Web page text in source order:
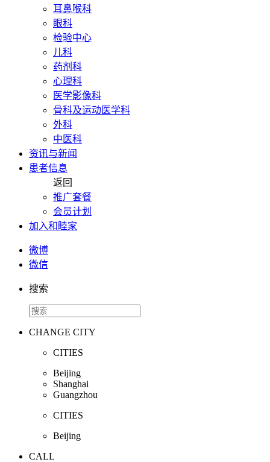
耳鼻喉科
眼科
检验中心
儿科
药剂科
心理科
医学影像科
骨科及运动医学科
外科
中医科
资讯与新闻
患者信息
返回
推广套餐
会员计划
加入和睦家
微博
微信
搜索
CHANGE CITY
CITIES
Beijing
Shanghai
Guangzhou
CITIES
Beijing
CALL